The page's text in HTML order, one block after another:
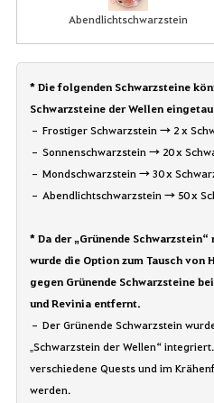
Abendlichtschwarzstein
* Die folgenden Schwarzsteine
Schwarzsteine der Wellen
– Frostiger Schwarzstein → 2 x
– Sonnenschwarzstein → 20 x
– Mondschwarzstein → 30 x
– Abendlichtschwarzstein → 50 x
* Da der „Grünende
wurde die Option zum Tausch von
gegen Grünende Schwarzsteine
und Revinia entfernt.
– Der Grünende Schwarzstein
„Schwarzstein der Wellen“
verschiedene Quests und im
werden.